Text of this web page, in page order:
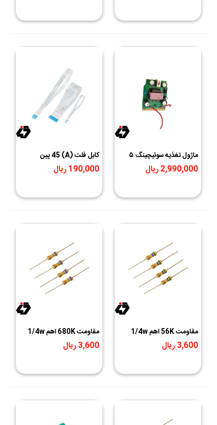
ماژول تغذیه سوئیچینگ ۵
ولت ۳ آمپر رگوله با خروجی
2,990,000 ریال
کابل فلت (A) 45 پین
190,000 ریال
مقاومت 56K اهم 1/4w
3,600 ریال
مقاومت 680K اهم 1/4w
3,600 ریال